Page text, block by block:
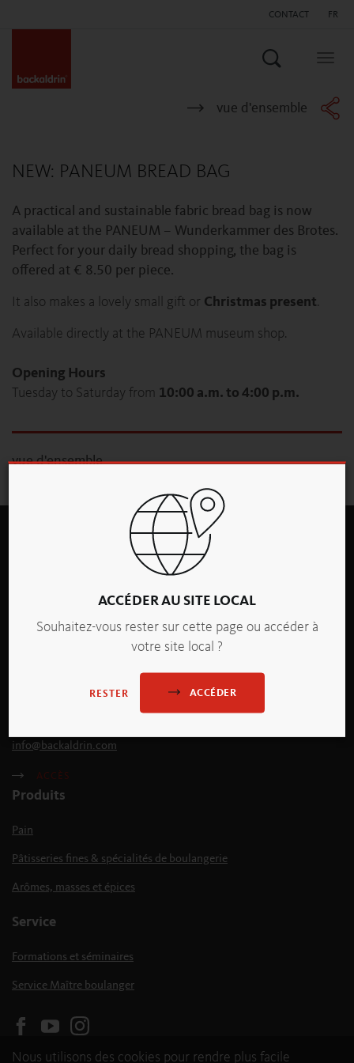
ACCÉDER AU SITE LOCAL
Souhaitez-vous rester sur cette page ou accéder à
votre site local ?
RESTER ACCÉDER
CONTACT FR
Search
vue d'ensemble
NEW: PANEUM BREAD BAG
A practical and sustainable fabric bread bag is now
available at the PANEUM – Wunderkammer des Brotes.
Perfect for your daily bread shopping, the bag is
offered at € 8.50 per piece.
It also makes a lovely small gift or Christmas present.
Available directly at the PANEUM museum shop.
Opening Hours
Tuesday to Saturday from 10:00 a.m. to 4:00 p.m.
vue d'ensemble
backaldrin International
info@ backaldrin. com
ACCÈS
Produits
Pain
Pâtisseries fines & spécialités de boulangerie
Arômes, masses et épices
Service
Formations et séminaires
Service Maître boulanger
Nous utilisons des cookies pour rendre plus facile